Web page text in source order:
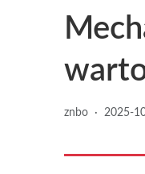
znbo · 2025-